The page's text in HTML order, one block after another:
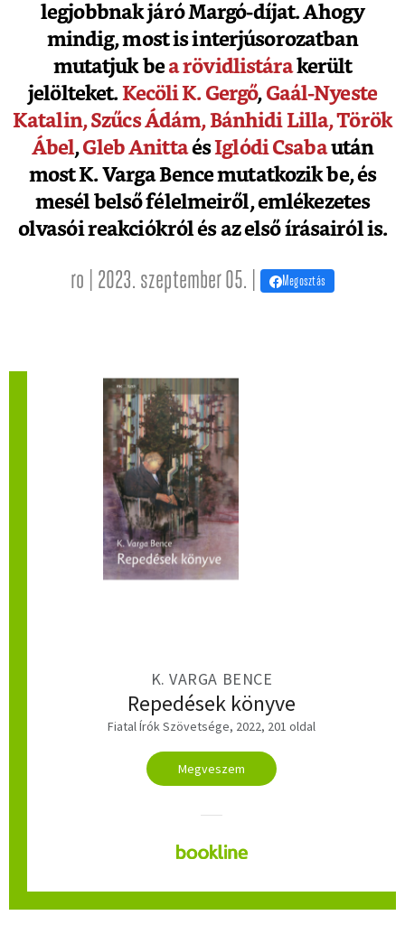
legjobbnak járó Margó-díjat. Ahogy
mindig, most is interjúsorozatban
mutatjuk bea rövidlistárakerült
jelölteket.Kecöli K. Gergő, Gaál-Nyeste
Katalin, Szűcs Ádám, Bánhidi Lilla,Török
Ábel,Gleb AnittaésIglódi Csabaután
most K. Varga Bence mutatkozik be, és
mesél belső félelmeiről, emlékezetes
olvasói reakciókról és az első írásairól is.
ro | 2023. szeptember 05. | Megosztás
K. VARGA BENCE
Repedések könyve
Fiatal Írók Szövetsége, 2022, 201 oldal
Megveszem